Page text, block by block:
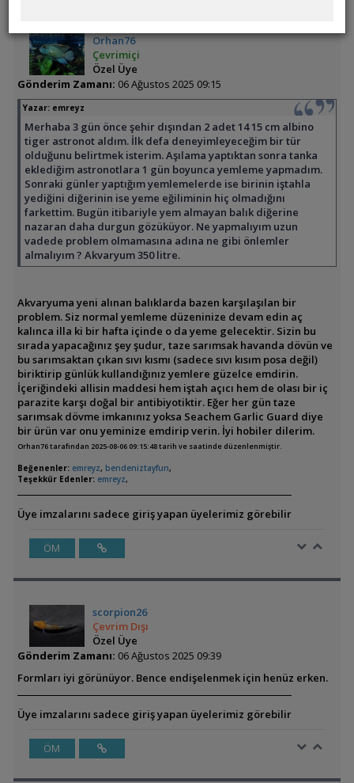
Orhan76
Çevrimiçi
Özel Üye
Gönderim Zamanı: 06 Ağustos 2025 09:15
Yazar: emreyz
Merhaba 3 gün önce şehir dışından 2 adet 14 15 cm albino
tiger astronot aldım. İlk defa deneyimleyeceğim bir tür
olduğunu belirtmek isterim. Aşılama yaptıktan sonra tanka
eklediğim astronotlara 1 gün boyunca yemleme yapmadım.
Sonraki günler yaptığım yemlemelerde ise birinin iştahla
yediğini diğerinin ise yeme eğiliminin hiç olmadığını
farkettim. Bugün itibariyle yem almayan balık diğerine
nazaran daha durgun gözüküyor. Ne yapmalıyım uzun
vadede problem olmamasına adına ne gibi önlemler
almalıyım ? Akvaryum 350 litre.
Akvaryuma yeni alınan balıklarda bazen karşılaşılan bir
problem. Siz normal yemleme düzeninize devam edin aç
kalınca illa ki bir hafta içinde o da yeme gelecektir. Sizin bu
sırada yapacağınız şey şudur, taze sarımsak havanda dövün ve
bu sarımsaktan çıkan sıvı kısmı (sadece sıvı kısım posa değil)
biriktirip günlük kullandığınız yemlere güzelce emdirin.
İçeriğindeki allisin maddesi hem iştah açıcı hem de olası bir iç
parazite karşı doğal bir antibiyotiktir. Eğer her gün taze
sarımsak dövme imkanınız yoksa Seachem Garlic Guard diye
bir ürün var onu yeminize emdirip verin. İyi hobiler dilerim.
Orhan76 tarafından 2025-08-06 09:15:48 tarih ve saatinde düzenlenmiştir.
Beğenenler: emreyz, bendeniztayfun,
Teşekkür Edenler: emreyz,
Üye imzalarını sadece giriş yapan üyelerimiz görebilir
ÖM
scorpion26
Çevrim Dışı
Özel Üye
Gönderim Zamanı: 06 Ağustos 2025 09:39
Formları iyi görünüyor. Bence endişelenmek için henüz erken.
Üye imzalarını sadece giriş yapan üyelerimiz görebilir
ÖM